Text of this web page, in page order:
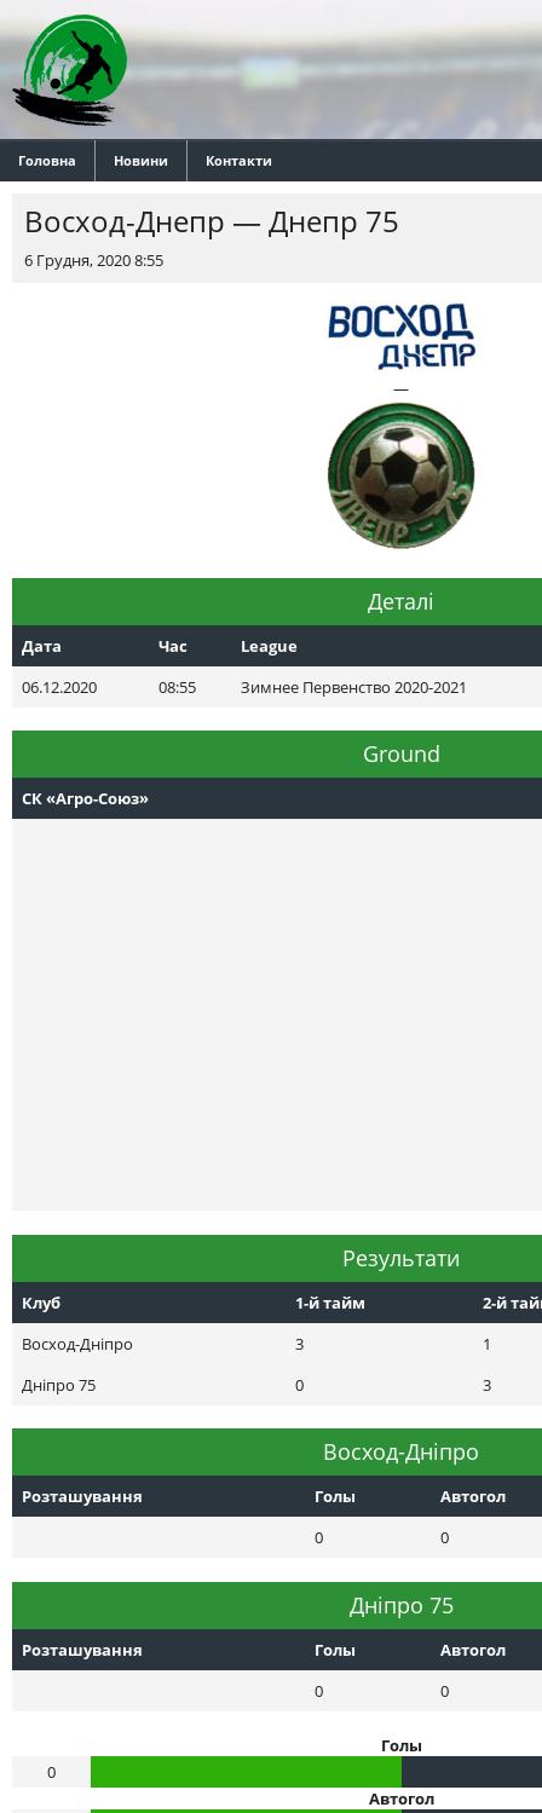
Головна Новини Контакти
Восход-Днепр — Днепр 75
6 Грудня, 2020 8:55
—
Деталі
Дата Час
League
06.12.2020
08:55 Зимнее Первенство 2020-2021
Ground
СК «Агро-Союз»
Результати
Клуб 1-й тайм
2-й
Восход-Днiпро
3
1
Днiпро 75
0 3
Восход-Днiпро
Розташування Голы
Автогол
0
0
Днiпро 75
Розташування Голы
Автогол
0
0
Голы
0
Автогол